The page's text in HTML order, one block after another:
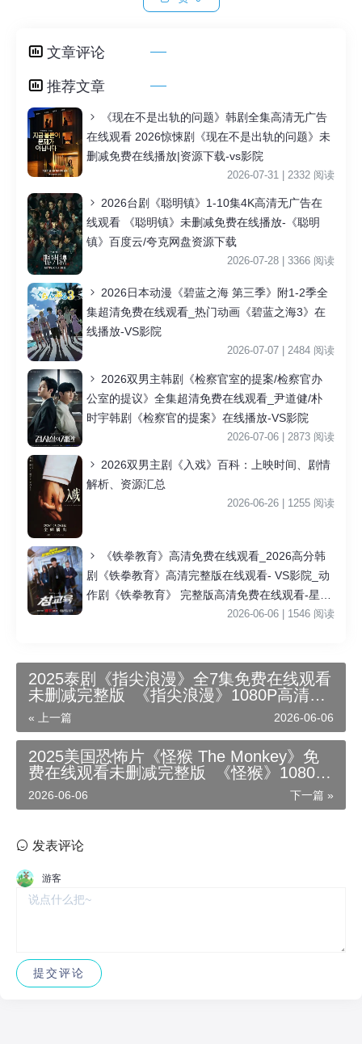
文章评论
推荐文章
《现在不是出轨的问题》韩剧全集高清无广告
在线观看 2026惊悚剧《现在不是出轨的问题》未
删减免费在线播放|资源下载-vs影院
2026-07-31 | 2332 阅读
2026台剧《聪明镇》1-10集4K高清无广告在
线观看 《聪明镇》未删减免费在线播放-《聪明
镇》百度云/夸克网盘资源下载
2026-07-28 | 3366 阅读
2026日本动漫《碧蓝之海 第三季》附1-2季全
集超清免费在线观看_热门动画《碧蓝之海3》在
线播放-VS影院
2026-07-07 | 2484 阅读
2026双男主韩剧《检察官室的提案/检察官办
公室的提议》全集超清免费在线观看_尹道健/朴
时宇韩剧《检察官的提案》在线播放-VS影院
2026-07-06 | 2873 阅读
2026双男主剧《入戏》百科：上映时间、剧情
解析、资源汇总
2026-06-26 | 1255 阅读
《铁拳教育》高清免费在线观看_2026高分韩
剧《铁拳教育》高清完整版在线观看- VS影院_动
作剧《铁拳教育》 完整版高清免费在线观看-星空
影院李星民主演《铁拳教育》无广告_VS影视
2026-06-06 | 1546 阅读
2025泰剧《指尖浪漫》全7集免费在线观看
未删减完整版_《指尖浪漫》1080P高清无
广告_《指尖浪漫》详情简介【内封中文字
幕】-迅雷百度云夸克资源下载
« 上一篇 2026-06-06
2025美国恐怖片《怪猴 The Monkey》免
费在线观看未删减完整版_《怪猴》1080P
高清无广告_《怪猴》剧情介绍【内封中文
字幕】-迅雷百度云夸克资源下载
下一篇 »
2026-06-06
发表评论
游客